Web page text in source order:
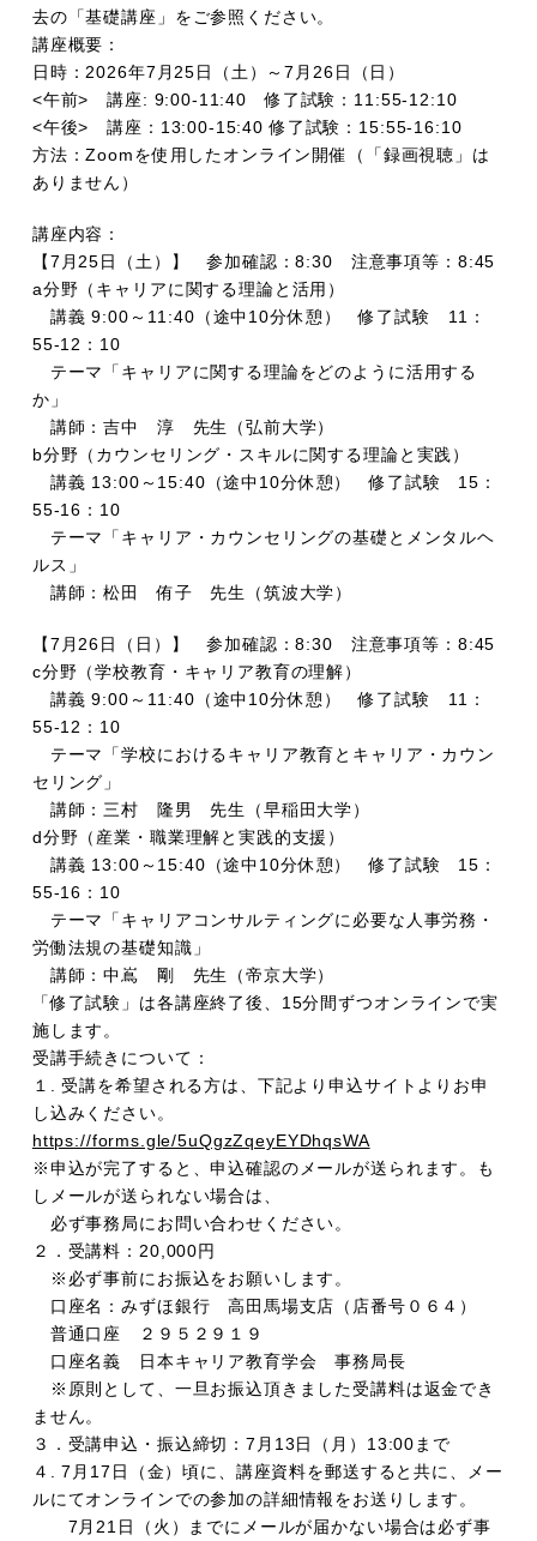
去の「基礎講座」をご参照ください。
講座概要：
日時：2026年7月25日（土）～7月26日（日）
<午前> 講座: 9:00-11:40 修了試験：11:55-12:10
<午後> 講座：13:00-15:40 修了試験：15:55-16:10
方法：Zoomを使用したオンライン開催（「録画視聴」は
ありません）
講座内容：
【7月25日（土）】 参加確認：8:30 注意事項等：8:45
a分野（キャリアに関する理論と活用）
講義 9:00～11:40（途中10分休憩） 修了試験 11：
55-12：10
テーマ「キャリアに関する理論をどのように活用する
か」
講師：吉中 淳 先生（弘前大学）
b分野（カウンセリング・スキルに関する理論と実践）
講義 13:00～15:40（途中10分休憩） 修了試験 15：
55-16：10
テーマ「キャリア・カウンセリングの基礎とメンタルヘ
ルス」
講師：松田 侑子 先生（筑波大学）
【7月26日（日）】 参加確認：8:30 注意事項等：8:45
c分野（学校教育・キャリア教育の理解）
講義 9:00～11:40（途中10分休憩） 修了試験 11：
55-12：10
テーマ「学校におけるキャリア教育とキャリア・カウン
セリング」
講師：三村 隆男 先生（早稲田大学）
d分野（産業・職業理解と実践的支援）
講義 13:00～15:40（途中10分休憩） 修了試験 15：
55-16：10
テーマ「キャリアコンサルティングに必要な人事労務・
労働法規の基礎知識」
講師：中嶌 剛 先生（帝京大学）
「修了試験」は各講座終了後、15分間ずつオンラインで実
施します。
受講手続きについて：
１. 受講を希望される方は、下記より申込サイトよりお申
し込みください。
https://forms.gle/5uQgzZqeyEYDhqsWA
※申込が完了すると、申込確認のメールが送られます。も
しメールが送られない場合は、
必ず事務局にお問い合わせください。
２．受講料：20,000円
※必ず事前にお振込をお願いします。
口座名：みずほ銀行 高田馬場支店（店番号０６４）
普通口座 ２９５２９１９
口座名義 日本キャリア教育学会 事務局長
※原則として、一旦お振込頂きました受講料は返金でき
ません。
３．受講申込・振込締切：7月13日（月）13:00まで
４. 7月17日（金）頃に、講座資料を郵送すると共に、メー
ルにてオンラインでの参加の詳細情報をお送りします。
7月21日（火）までにメールが届かない場合は必ず事